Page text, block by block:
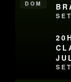
DOM